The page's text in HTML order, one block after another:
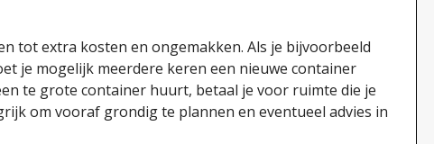
tot extra kosten en ongemakken. Als je bijvoorbeeld
je mogelijk meerdere keren een nieuwe container
te grote container huurt, betaal je voor ruimte die je
om vooraf grondig te plannen en eventueel advies in